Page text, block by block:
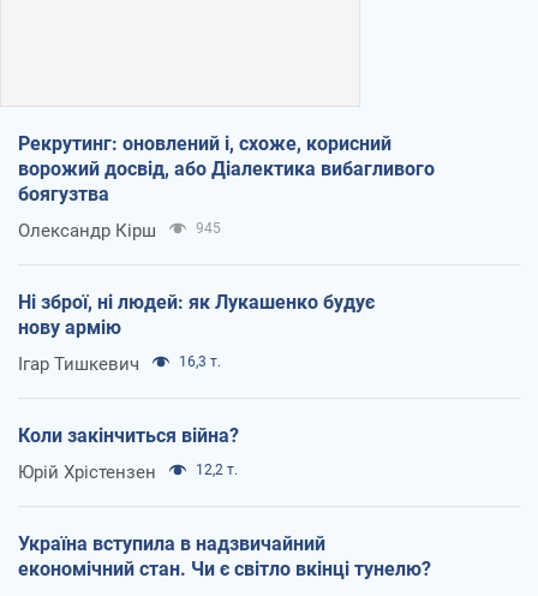
Рекрутинг: оновлений і, схоже, корисний
ворожий досвід, або Діалектика вибагливого
боягузтва
Олександр Кірш 945
Ні зброї, ні людей: як Лукашенко будує
нову армію
Ігар Тишкевич 16,3 т.
Коли закінчиться війна?
Юрій Хрістензен 12,2 т.
Україна вступила в надзвичайний
економічний стан. Чи є світло вкінці тунелю?